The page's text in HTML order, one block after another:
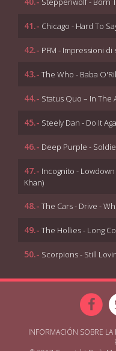
41.- Chicago - Hard To
42.- PFM - Impressioni
43.- The Who - Baba
44.- Status Quo ‎– In The
45.- Steely Dan - Do It
46.- Deep Purple -
47.- Incognito -
Khan)
48.- The Cars - Drive -
49.- The Hollies - Long
50.- Scorpions - Still
INFORMACIÓN SOBRE LA